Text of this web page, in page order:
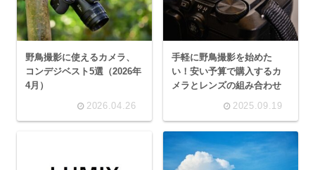
野鳥撮影に使えるカメラ、
コンデジベスト5選（2026年
4月）
2026.04.26
手軽に野鳥撮影を始めた
い！安い予算で購入するカ
メラとレンズの組み合わせ
2025.09.19